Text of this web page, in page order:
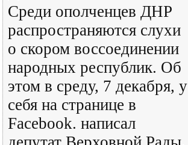
Среди ополченцев ДНР
распространяются слухи
о скором воссоединении
народных республик. Об
этом в среду, 7 декабря, у
себя на странице в
Facebook. написал